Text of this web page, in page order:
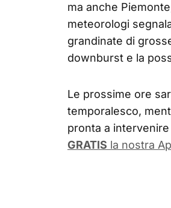
ma anche
meteorologi
grandinate di
downburst e la
Le prossime ore
temporalesco,
pronta a
GRATIS la nostra